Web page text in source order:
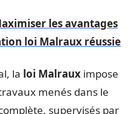
les avantages
loi Malraux réussie
la loi Malraux impose
menés dans le
supervisés par